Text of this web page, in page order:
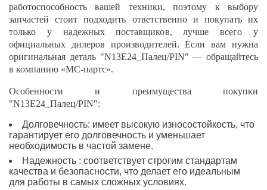
работоспособность вашей техники, поэтому к выбору
запчастей стоит подходить ответственно и покупать их
только у надежных поставщиков, лучше всего у
официальных дилеров производителей. Если вам нужна
оригинальная деталь "N13E24_Палец/PIN" — обращайтесь
в компанию «МС-партс».
Особенности и преимущества покупки
"N13E24_Палец/PIN":
Долговечность: имеет высокую износостойкость, что
гарантирует его долговечность и уменьшает
необходимость в частой замене.
Надежность : соответствует строгим стандартам
качества и безопасности, что делает его идеальным
для работы в самых сложных условиях.